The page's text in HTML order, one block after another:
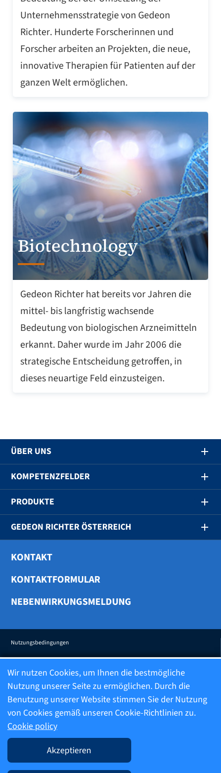
Unternehmensstrategie von Gedeon
Richter. Hunderte Forscherinnen und
Forscher arbeiten an Projekten, die neue,
innovative Therapien für Patienten auf der
ganzen Welt ermöglichen.
Biotechnology
Gedeon Richter hat bereits vor Jahren die
mittel- bis langfristig wachsende
Bedeutung von biologischen Arzneimitteln
erkannt. Daher wurde im Jahr 2006 die
strategische Entscheidung getroffen, in
dieses neuartige Feld einzusteigen.
ÜBER UNS
KOMPETENZFELDER
PRODUKTE
GEDEON RICHTER ÖSTERREICH
KONTAKT
KONTAKTFORMULAR
NEBENWIRKUNGSMELDUNG
Nutzungsbedingungen
Transparenz
Datenschutzerklärung
Datenschutzerklärung Nebenwirkungsmeldung
Wir nutzen Cookies, um Ihnen die bestmögliche
Nutzung unserer Seite zu ermöglichen. Durch die
Benutzung unserer Website stimmen Sie der Nutzung
von Cookies gemäß unseren Cookie-Richtlinien zu.
Cookie policy
Akzeptieren